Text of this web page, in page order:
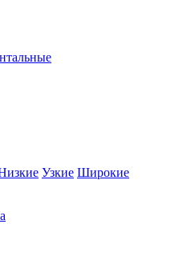
Узкие Широкие